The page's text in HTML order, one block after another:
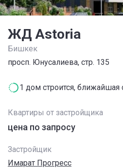
ЖД Astoria
Бишкек
просп. Юнусалиева, стр. 135
1 дом строится, ближайшая
Квартиры от застройщика
цена по запросу
Застройщик
Имарат Прогресс